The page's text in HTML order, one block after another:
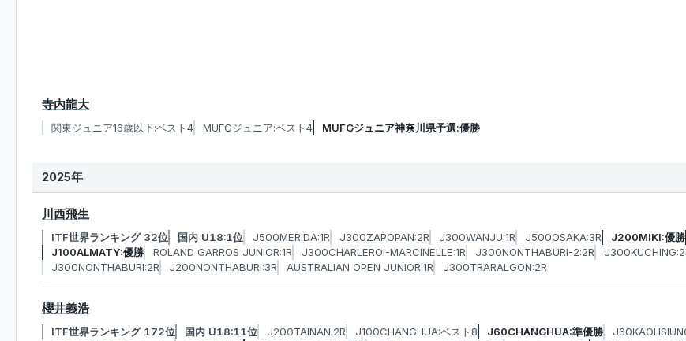
寺内龍大
関東ジュニア16歳以下:ベスト4 MUFGジュニア:ベスト4 MUFGジュニア神奈川県予選:優勝
2025年
川西飛生
ITF世界ランキング 32位 国内 U18:1位 J500MERIDA:1R J300ZAPOPAN:2R J300WANJU:1R J500OSAKA:3R J200MIKI:優勝
J100ALMATY:優勝
ROLAND GARROS JUNIOR:1R J300CHARLEROI-MARCINELLE:1R J300NONTHABURI-2:2R
J300NONTHABURI:2R
J200NONTHABURI:3R AUSTRALIAN OPEN JUNIOR:1R J300TRARALGON:2R
櫻井義浩
ITF世界ランキング 172位 国内 U18:11位 J200TAINAN:2R J100CHANGHUA:ベスト8 J60CHANGHUA:準優勝